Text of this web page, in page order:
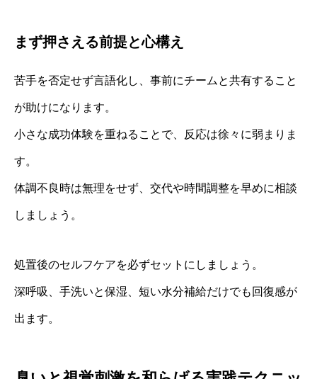
まず押さえる前提と心構え
苦手を否定せず言語化し、事前にチームと共有すること
が助けになります。
小さな成功体験を重ねることで、反応は徐々に弱まりま
す。
体調不良時は無理をせず、交代や時間調整を早めに相談
しましょう。
処置後のセルフケアを必ずセットにしましょう。
深呼吸、手洗いと保湿、短い水分補給だけでも回復感が
出ます。